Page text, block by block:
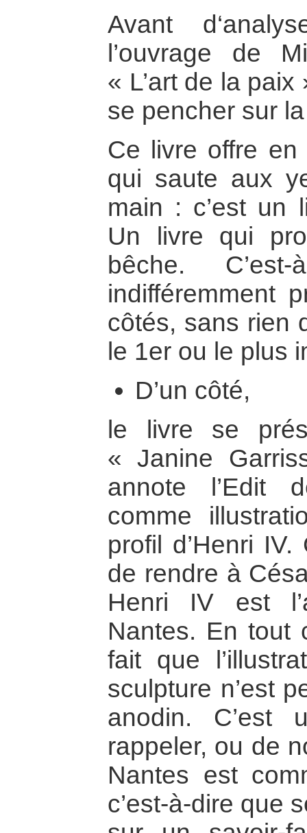
Avant
l’ouvrage de
« L’art de la
se pencher sur
Ce livre offre en
qui saute aux
main : c’est un
Un livre qui
bêche.
indifféremment
côtés, sans rien
le 1er ou le plus
D’un côté,
le livre se
« Janine
annote l’Edit
comme
profil d’Henri
de rendre à
Henri IV est
Nantes. En tout
fait que
sculpture n’est
anodin. C’est
rappeler, ou de
Nantes est
c’est-à-dire que